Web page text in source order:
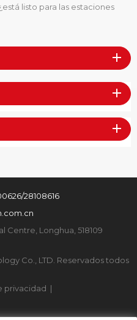
listo para las estaciones
28108616
Centre, Longhua, 518109
Co., LTD. Reservados todos
privacidad |